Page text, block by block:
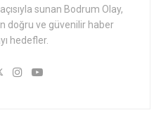
sunan Bodrum Olay,
doğru ve güvenilir haber
hedefler.